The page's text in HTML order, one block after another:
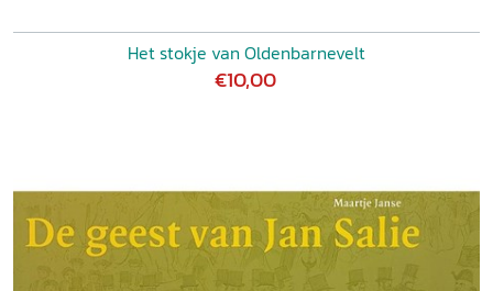
Het stokje van Oldenbarnevelt
€10,00